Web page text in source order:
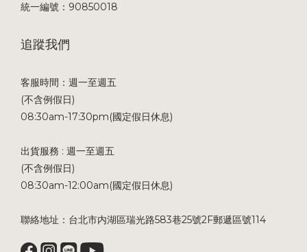
統一編號：90850018
追蹤我們
客服時間：週一至週五
(不含例假日)
08:30am-17:30pm(國定假日休息)
出貨服務 : 週一至週五
(不含例假日)
08:30am-12:00am(國定假日休息)
聯絡地址：台北市内湖區瑞光路583巷25號2F郵遞區號114